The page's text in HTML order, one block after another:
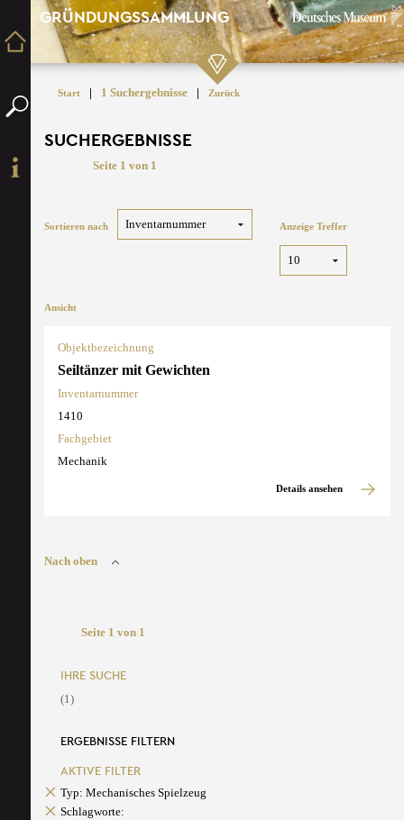
GRÜNDUNGSSAMMLUNG
Start | 1 Suchergebnisse | Zurück
SUCHERGEBNISSE
Seite 1 von 1
Sortieren nach Anzeige Treffer
Ansicht
Objektbezeichnung
Seiltänzer mit Gewichten
Inventarnummer
1410
Fachgebiet
Mechanik
Details ansehen
Nach oben
Seite 1 von 1
IHRE SUCHE
(1)
ERGEBNISSE FILTERN
AKTIVE FILTER
Typ: Mechanisches Spielzeug
Schlagworte: